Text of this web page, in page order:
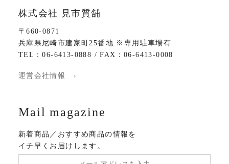
株式会社 見市質舗
〒660-0871
兵庫県尼崎市建家町25番地 ※専用駐車場有
TEL：06-6413-0888 / FAX：06-6413-0008
運営会社情報 ›
Mail magazine
新着商品／おすすめ商品の情報を
イチ早くお届けします。